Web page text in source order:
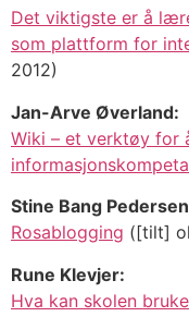
Det viktigste er å
som plattform for
2012)
Jan-Arve Øverland:
Wiki – et verktøy for
Stine Bang
Rosablogging ([tilt]
Rune Klevjer:
Hva kan skolen